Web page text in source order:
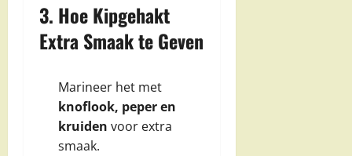
3. Hoe Kipgehakt
Extra Smaak te Geven
Marineer het met
knoflook, peper en
kruiden voor extra
smaak.